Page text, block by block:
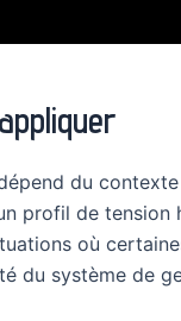
du
profil de
où
du système de